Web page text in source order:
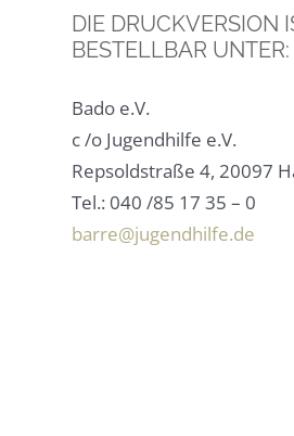
DIE DRUCKVERSION
BESTELLBAR UNTER:
Bado e.V.
c /o Jugendhilfe e.V.
Repsoldstraße 4, 20097
Tel.: 040 /85 17 35 – 0
barre@jugendhilfe.de